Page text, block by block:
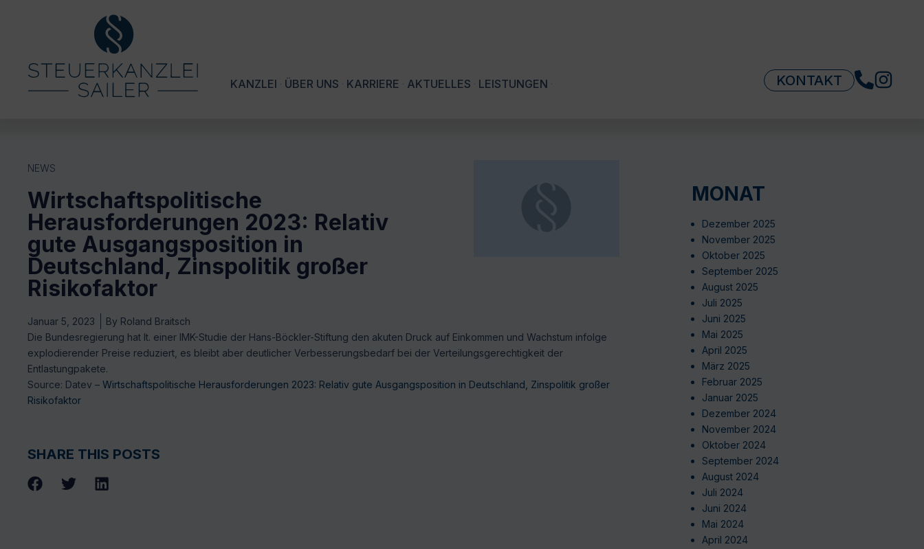
KANZLEI ÜBER UNS KARRIERE AKTUELLES LEISTUNGEN KONTAKT
NEWS
Wirtschaftspolitische
Herausforderungen 2023: Relativ
gute Ausgangsposition in
Deutschland, Zinspolitik großer
Risikofaktor
Januar 5, 2023 By Roland Braitsch
Die Bundesregierung hat lt. einer IMK-Studie der Hans-Böckler-Stiftung den akuten Druck auf Einkommen und Wachstum infolge
explodierender Preise reduziert, es bleibt aber deutlicher Verbesserungsbedarf bei der Verteilungsgerechtigkeit der
Entlastungpakete.
Source: Datev – Wirtschaftspolitische Herausforderungen 2023: Relativ gute Ausgangsposition in Deutschland, Zinspolitik großer
Risikofaktor
SHARE THIS POSTS
MONAT
Dezember 2025
November 2025
Oktober 2025
September 2025
August 2025
Juli 2025
Juni 2025
Mai 2025
April 2025
März 2025
Februar 2025
Januar 2025
Dezember 2024
November 2024
Oktober 2024
September 2024
August 2024
Juli 2024
Juni 2024
Mai 2024
April 2024